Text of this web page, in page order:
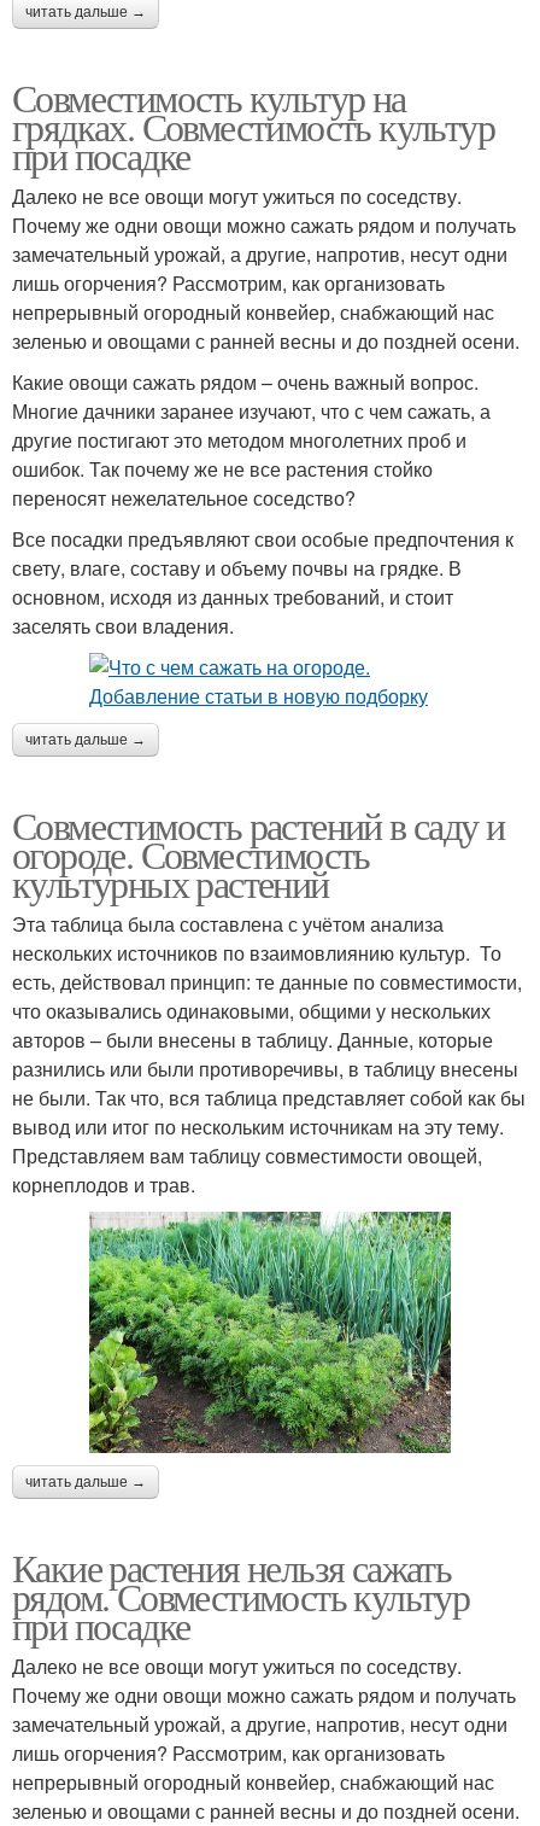
читать дальше →
Совместимость культур на
грядках. Совместимость культур
при посадке
Далеко не все овощи могут ужиться по соседству.
Почему же одни овощи можно сажать рядом и получать
замечательный урожай, а другие, напротив, несут одни
лишь огорчения? Рассмотрим, как организовать
непрерывный огородный конвейер, снабжающий нас
зеленью и овощами с ранней весны и до поздней осени.
Какие овощи сажать рядом – очень важный вопрос.
Многие дачники заранее изучают, что с чем сажать, а
другие постигают это методом многолетних проб и
ошибок. Так почему же не все растения стойко
переносят нежелательное соседство?
Все посадки предъявляют свои особые предпочтения к
свету, влаге, составу и объему почвы на грядке. В
основном, исходя из данных требований, и стоит
заселять свои владения.
читать дальше →
Совместимость растений в саду и
огороде. Совместимость
культурных растений
Эта таблица была составлена с учётом анализа
нескольких источников по взаимовлиянию культур. То
есть, действовал принцип: те данные по совместимости,
что оказывались одинаковыми, общими у нескольких
авторов – были внесены в таблицу. Данные, которые
разнились или были противоречивы, в таблицу внесены
не были. Так что, вся таблица представляет собой как бы
вывод или итог по нескольким источникам на эту тему.
Представляем вам таблицу совместимости овощей,
корнеплодов и трав.
читать дальше →
Какие растения нельзя сажать
рядом. Совместимость культур
при посадке
Далеко не все овощи могут ужиться по соседству.
Почему же одни овощи можно сажать рядом и получать
замечательный урожай, а другие, напротив, несут одни
лишь огорчения? Рассмотрим, как организовать
непрерывный огородный конвейер, снабжающий нас
зеленью и овощами с ранней весны и до поздней осени.